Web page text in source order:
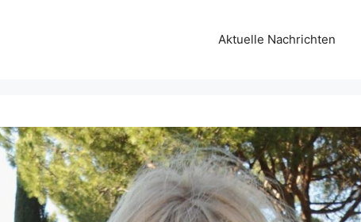
Aktuelle Nachrichten